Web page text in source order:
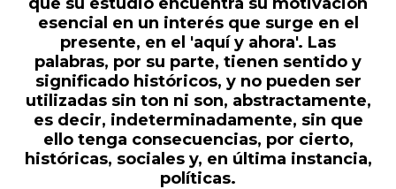
esencial en un interés que surge en el
presente, en el 'aquí y ahora'. Las
palabras, por su parte, tienen sentido y
significado históricos, y no pueden ser
utilizadas sin ton ni son, abstractamente,
es decir, indeterminadamente, sin que
ello tenga consecuencias, por cierto,
históricas, sociales y, en última instancia,
políticas.